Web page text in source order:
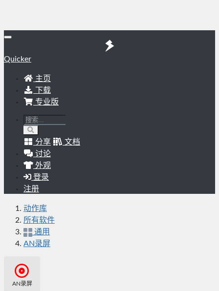
Quicker
主页
下载
专业版
分享
文档
讨论
外观
登录
注册
动作库
所有软件
通用
AN录屏
AN录屏